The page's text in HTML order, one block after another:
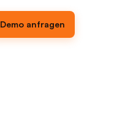
Demo anfragen